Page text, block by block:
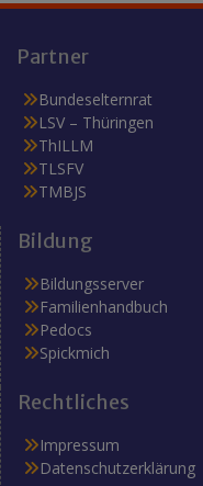
Partner
Bundeselternrat
LSV – Thüringen
ThILLM
TLSFV
TMBJS
Bildung
Bildungsserver
Familienhandbuch
Pedocs
Spickmich
Rechtliches
Impressum
Datenschutzerklärung